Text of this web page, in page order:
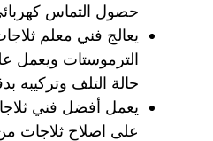
حصول التماس
يعالج فني معلم
الترموستات ويعمل
حالة التلف وتركيبه
يعمل أفضل فني
على اصلاح ثلاجات